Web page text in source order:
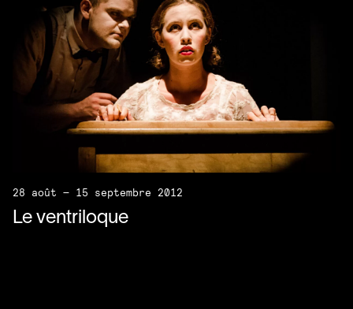
28 août — 15 septembre 2012
Le ventriloque